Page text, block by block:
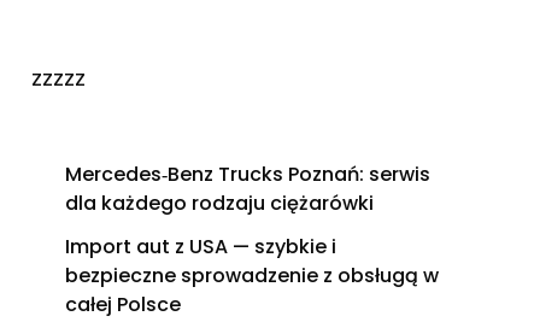
zzzzz
Mercedes‑Benz Trucks Poznań: serwis
dla każdego rodzaju ciężarówki
Import aut z USA — szybkie i
bezpieczne sprowadzenie z obsługą w
całej Polsce